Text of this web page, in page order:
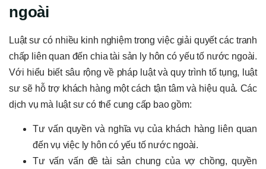
ngoài
Luật sư có nhiều kinh nghiệm trong việc giải quyết các tranh
chấp liên quan đến chia tài sản ly hôn có yếu tố nước ngoài.
Với hiểu biết sâu rộng về pháp luật và quy trình tố tụng, luật
sư sẽ hỗ trợ khách hàng một cách tận tâm và hiệu quả. Các
dịch vụ mà luật sư có thể cung cấp bao gồm:
Tư vấn quyền và nghĩa vụ của khách hàng liên quan
đến vụ việc ly hôn có yếu tố nước ngoài.
Tư vấn vấn đề tài sản chung của vợ chồng, quyền